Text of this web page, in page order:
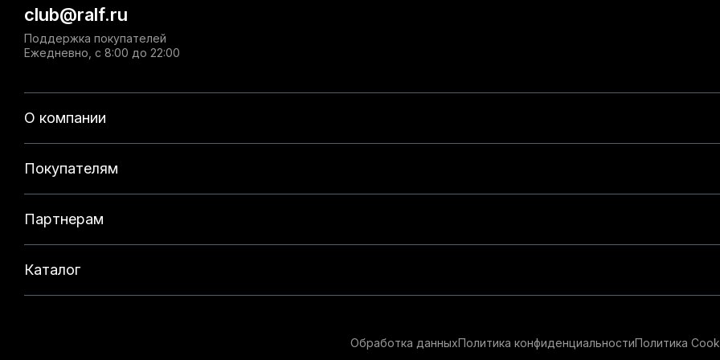
О компании
Покупателям
Партнерам
Каталог
club@ralf.ru
Поддержка покупателей
Ежедневно, с 8:00 до 22:00
Обработка данныхПолитика конфиденциальностиПолитика